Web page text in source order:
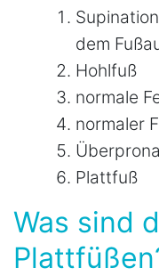
dem
Hohlfuß
normale
normaler
Plattfuß
Was sind